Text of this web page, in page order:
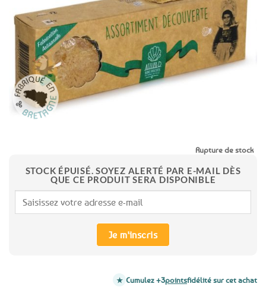
aux
favoris
Rupture de stock
STOCK ÉPUISÉ. SOYEZ ALERTÉ PAR E-MAIL DÈS
QUE CE PRODUIT SERA DISPONIBLE
Je m'inscris
Cumulez +3pointsfidélité sur cet achat